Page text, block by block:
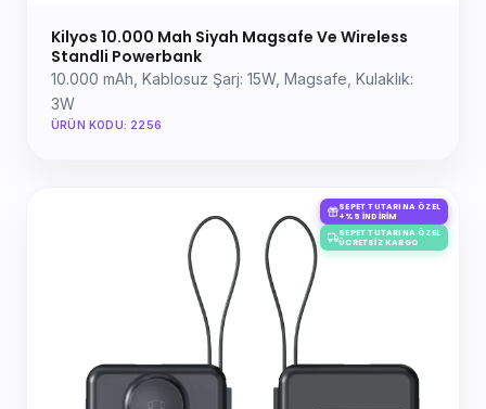
Kilyos 10.000 Mah Siyah Magsafe Ve Wireless
Standli Powerbank
10.000 mAh, Kablosuz Şarj: 15W, Magsafe, Kulaklık:
3W
ÜRÜN KODU: 2256
SEPET TUTARINA ÖZEL
+%5 İNDIRIM
SEPET TUTARINA ÖZEL
ÜCRETSIZ KARGO